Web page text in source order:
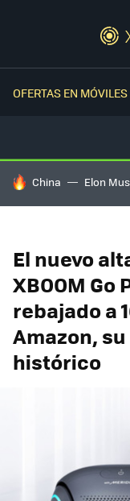
OFERTAS EN MÓVILES
HOY SE HABLA DE
China Elon
El nuevo
XBOOM Go
rebajado a
Amazon,
histórico